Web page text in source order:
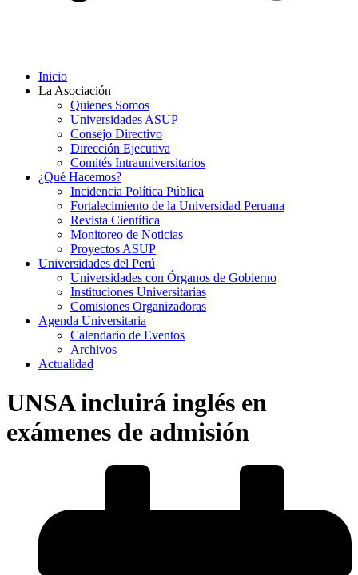
Inicio
La Asociación
Quienes Somos
Universidades ASUP
Consejo Directivo
Dirección Ejecutiva
Comités Intrauniversitarios
¿Qué Hacemos?
Incidencia Política Pública
Fortalecimiento de la Universidad Peruana
Revista Científica
Monitoreo de Noticias
Proyectos ASUP
Universidades del Perú
Universidades con Órganos de Gobierno
Instituciones Universitarias
Comisiones Organizadoras
Agenda Universitaria
Calendario de Eventos
Archivos
Actualidad
UNSA incluirá inglés en
exámenes de admisión